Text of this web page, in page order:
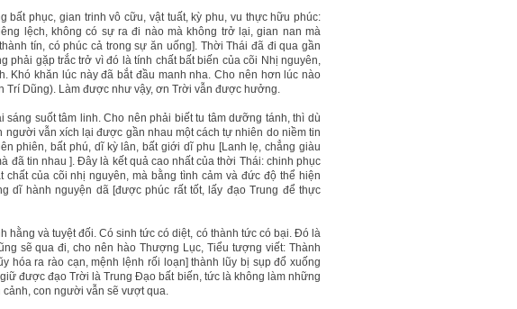
bất phục, gian trinh vô cữu, vật tuất, kỳ phu, vu thực hữu phúc:
lệch, không có sự ra đi nào mà không trở lại, gian nan mà
tín, có phúc cả trong sự ăn uống]. Thời Thái đã đi qua gần
phải gặp trắc trở vì đó là tính chất bất biến của cõi Nhị nguyên,
Khó khăn lúc này đã bắt đầu manh nha. Cho nên hơn lúc nào
Trí Dũng). Làm được như vậy, ơn Trời vẫn được hưởng.
suốt tâm linh. Cho nên phải biết tu tâm dưỡng tánh, thì dù
người vẫn xích lại được gần nhau một cách tự nhiên do niềm tin
phiên, bất phú, dĩ kỳ lân, bất giới dĩ phu [Lanh lẹ, chẳng giàu
đã tin nhau ]. Đây là kết quả cao nhất của thời Thái: chinh phục
của cõi nhị nguyên, mà bằng tình cảm và đức độ thể hiện
dĩ hành nguyện dã [được phúc rất tốt, lấy đạo Trung để thực
hằng và tuyệt đối. Có sinh tức có diệt, có thành tức có bại. Đó là
sẽ qua đi, cho nên hào Thượng Lục, Tiểu tượng viết: Thành
hóa ra rào cạn, mệnh lệnh rối loạn] thành lũy bị sụp đổ xuống
được đạo Trời là Trung Đạo bất biến, tức là không làm những
con người vẫn sẽ vượt qua.